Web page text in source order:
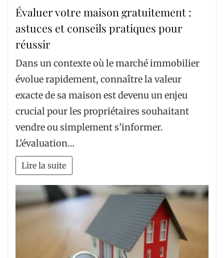
Évaluer votre maison gratuitement :
astuces et conseils pratiques pour
réussir
Dans un contexte où le marché immobilier
évolue rapidement, connaître la valeur
exacte de sa maison est devenu un enjeu
crucial pour les propriétaires souhaitant
vendre ou simplement s’informer.
L’évaluation…
Lire la suite